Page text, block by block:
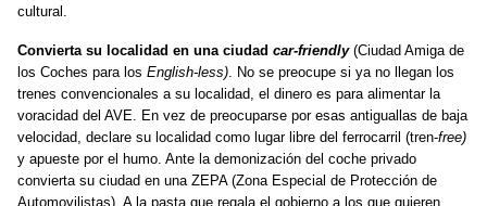
cultural.
Convierta su localidad en una ciudad car-friendly (Ciudad Amiga de
los Coches para los English-less). No se preocupe si ya no llegan los
trenes convencionales a su localidad, el dinero es paraalimentar la
voracidad del AVE. En vez de preocuparse por esas antiguallas de baja
velocidad, declare su localidad como lugar libre del ferrocarril (tren-free)
y apueste por el humo. Ante la demonización del coche privado
conviertasu ciudad en una ZEPA (Zona Especial de Protección de
Automovilistas). A la pasta que regala el gobierno a los que quieren